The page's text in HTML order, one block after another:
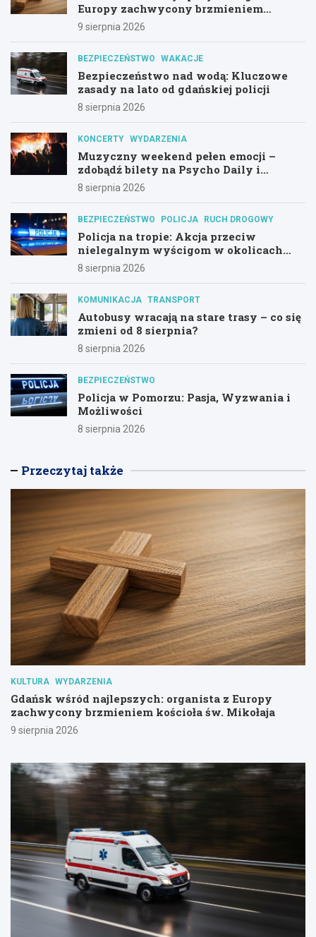
Europy zachwycony brzmieniem
kościoła św. Mikołaja
9 sierpnia 2026
BEZPIECZEŃSTWO WAKACJE
Bezpieczeństwo nad wodą: Kluczowe
zasady na lato od gdańskiej policji
8 sierpnia 2026
KONCERTY WYDARZENIA
Muzyczny weekend pełen emocji –
zdobądź bilety na Psycho Daily i
Alternatywny Las!
8 sierpnia 2026
BEZPIECZEŃSTWO POLICJA RUCH DROGOWY
Policja na tropie: Akcja przeciw
nielegalnym wyścigom w okolicach
Hali Olivia
8 sierpnia 2026
KOMUNIKACJA TRANSPORT
Autobusy wracają na stare trasy – co się
zmieni od 8 sierpnia?
8 sierpnia 2026
BEZPIECZEŃSTWO
Policja w Pomorzu: Pasja, Wyzwania i
Możliwości
8 sierpnia 2026
Przeczytaj także
KULTURA WYDARZENIA
Gdańsk wśród najlepszych: organista z Europy
zachwycony brzmieniem kościoła św. Mikołaja
9 sierpnia 2026